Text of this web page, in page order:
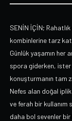
SENİN İÇİN;
kombinlerine tarz
Günlük yaşamın her
spora giderken,
konuşturmanın tam
Nefes alan doğal
ve ferah bir kullanım
daha bol sevenler